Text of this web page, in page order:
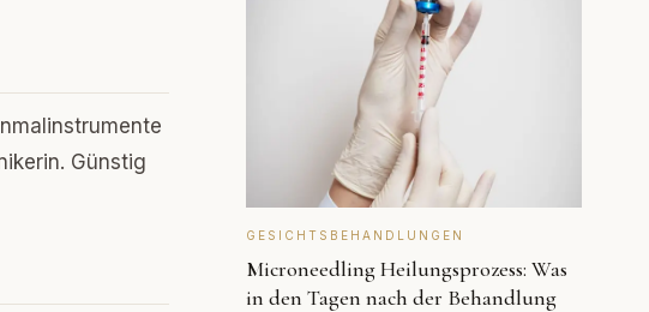
Günstig
GESICHTSBEHANDLUNGEN
Microneedling Heilungsprozess: Was
in den Tagen nach der Behandlung